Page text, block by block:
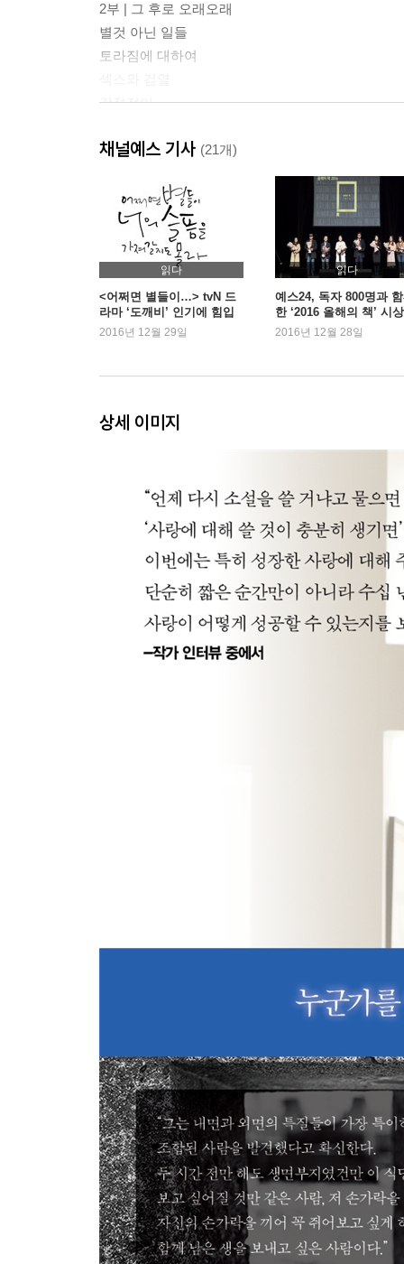
2부 | 그 후로 오래오래
별것 아닌 일들
토라짐에 대하여
감정전이
가르치기와 배우기
3부 | 아이들
사랑의 가르침
사랑스러움
사랑의 한계
섹스와 양육
빨래의 위신
반대론
5부 | 낭만주의를 넘어서
애착 이론
성숙함을 향해
결혼할 준비가 되다
채널예스 기사 (21개)
읽다
<어쩌면 별들이…> tvN 드
라마 ‘도깨비’ 인기에 힘입
어 3주 연속 1위
2016년 12월 29일
읽다
예스24, 독자 800명과
한 ‘2016 올해의 책’ 시
2016년 12월 28일
상세 이미지